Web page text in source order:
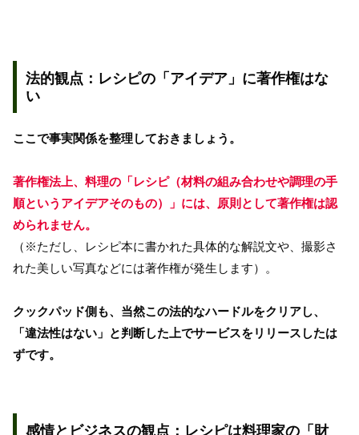
法的観点：レシピの「アイデア」に著作権はな
い
ここで事実関係を整理しておきましょう。
著作権法上、料理の「レシピ（材料の組み合わせや調理の手
順というアイデアそのもの）」には、原則として著作権は認
められません。
（※ただし、レシピ本に書かれた具体的な解説文や、撮影さ
れた美しい写真などには著作権が発生します）。
クックパッド側も、当然この法的なハードルをクリアし、
「違法性はない」と判断した上でサービスをリリースしたは
ずです。
感情とビジネスの観点：レシピは料理家の「財